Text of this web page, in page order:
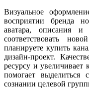
Визуальное
восприятии бренда
аватара, описания и
соответствовать
планируете купить
дизайн-проект.
ресурсу и
помогает выделиться
сознании целевой